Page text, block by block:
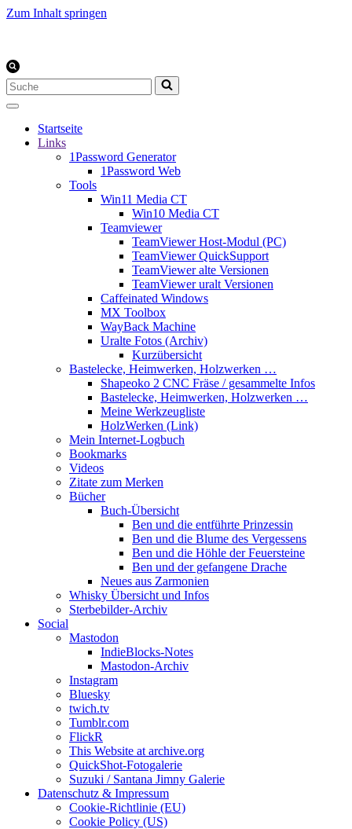
Zum Inhalt springen
Suchen
nach …
Startseite
Links
1Password Generator
1Password Web
Tools
Win11 Media CT
Win10 Media CT
Teamviewer
TeamViewer Host-Modul (PC)
TeamViewer QuickSupport
TeamViewer alte Versionen
TeamViewer uralt Versionen
Caffeinated Windows
MX Toolbox
WayBack Machine
Uralte Fotos (Archiv)
Kurzübersicht
Bastelecke, Heimwerken, Holzwerken …
Shapeoko 2 CNC Fräse / gesammelte Infos
Bastelecke, Heimwerken, Holzwerken …
Meine Werkzeugliste
HolzWerken (Link)
Mein Internet-Logbuch
Bookmarks
Videos
Zitate zum Merken
Bücher
Buch-Übersicht
Ben und die entführte Prinzessin
Ben und die Blume des Vergessens
Ben und die Höhle der Feuersteine
Ben und der gefangene Drache
Neues aus Zarmonien
Whisky Übersicht und Infos
Sterbebilder-Archiv
Social
Mastodon
IndieBlocks-Notes
Mastodon-Archiv
Instagram
Bluesky
twich.tv
Tumblr.com
FlickR
This Website at archive.org
QuickShot-Fotogalerie
Suzuki / Santana Jimny Galerie
Datenschutz & Impressum
Cookie-Richtlinie (EU)
Cookie Policy (US)